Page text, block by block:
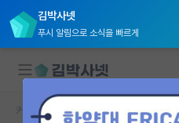
김박사넷
푸시 알림으로 소식을 빠르게
커뮤니티 홈 자유 게시판(아무개랩)